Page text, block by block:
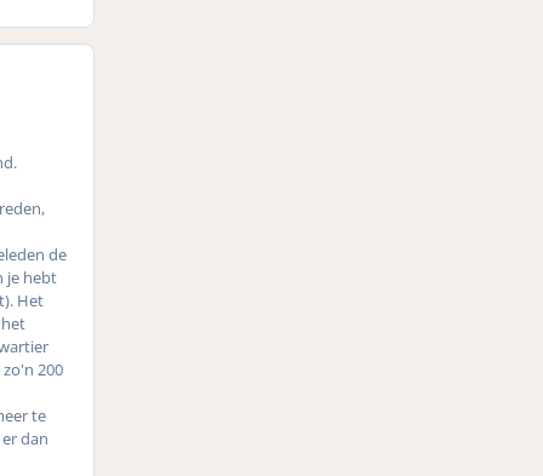
de
je hebt
Het
200
te
dan